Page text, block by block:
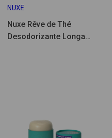
NUXE
Nuxe Rêve de Thé
Desodorizante Longa